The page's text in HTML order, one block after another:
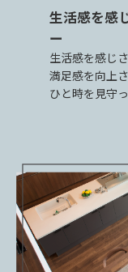
生活感を感
ー
生活感を感じ
満足感を向上
ひと時を見守っ